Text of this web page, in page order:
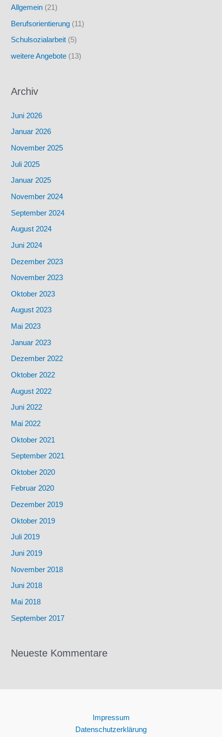
Allgemein (21)
Berufsorientierung (11)
Schulsozialarbeit (5)
weitere Angebote (13)
Archiv
Juni 2026
Januar 2026
November 2025
Juli 2025
Januar 2025
November 2024
September 2024
August 2024
Juni 2024
Dezember 2023
November 2023
Oktober 2023
August 2023
Mai 2023
Januar 2023
Dezember 2022
Oktober 2022
August 2022
Juni 2022
Mai 2022
Oktober 2021
September 2021
Oktober 2020
Februar 2020
Dezember 2019
Oktober 2019
Juli 2019
Juni 2019
November 2018
Juni 2018
Mai 2018
September 2017
Neueste Kommentare
Impressum
Datenschutzerklärung